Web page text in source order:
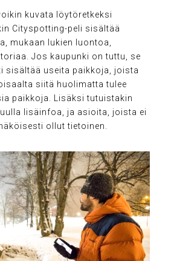
kuvata löytöretkeksi
Cityspotting-peli sisältää
mukaan lukien luontoa,
Jos kaupunki on tuttu, se
sisältää useita paikkoja, joista
siitä huolimatta tulee
paikkoja. Lisäksi tutuistakin
lisäinfoa, ja asioita, joista ei
ollut tietoinen.